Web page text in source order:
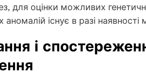
для оцінки можливих
аномалій існує в разі
і